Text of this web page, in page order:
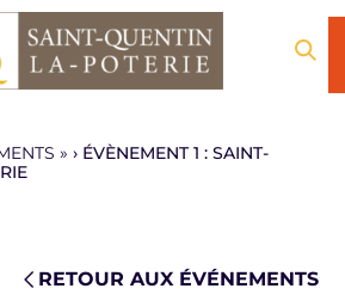
» ÉVÈNEMENT 1 : SAINT-
RETOUR AUX ÉVÉNEMENTS